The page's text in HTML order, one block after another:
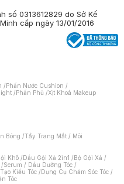
số 0313612829 do Sở Kế
cấp ngày 13/01/2016
/Phấn Nước Cushion /
/Phấn Phủ /Xịt Khoá Makeup
Bóng /Tẩy Trang Mắt / Môi
Khô /Dầu Gội Xả 2in1 /Bộ Gội Xả /
/Serum / Dầu Dưỡng Tóc /
Kiểu Tóc /Dụng Cụ Chăm Sóc Tóc /
Tóc